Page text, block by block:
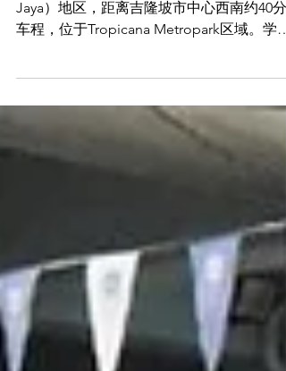
SRI KDU国际学校位于士邦再也（Subang
Jaya）地区，距离吉隆坡市中心西南约40分
公寓。Tabiniko提供全面的马来西亚教育移
支持，包括学校参观、入学协助、租房支持
生活协助。欢迎随时联系我们。 Sri KDU